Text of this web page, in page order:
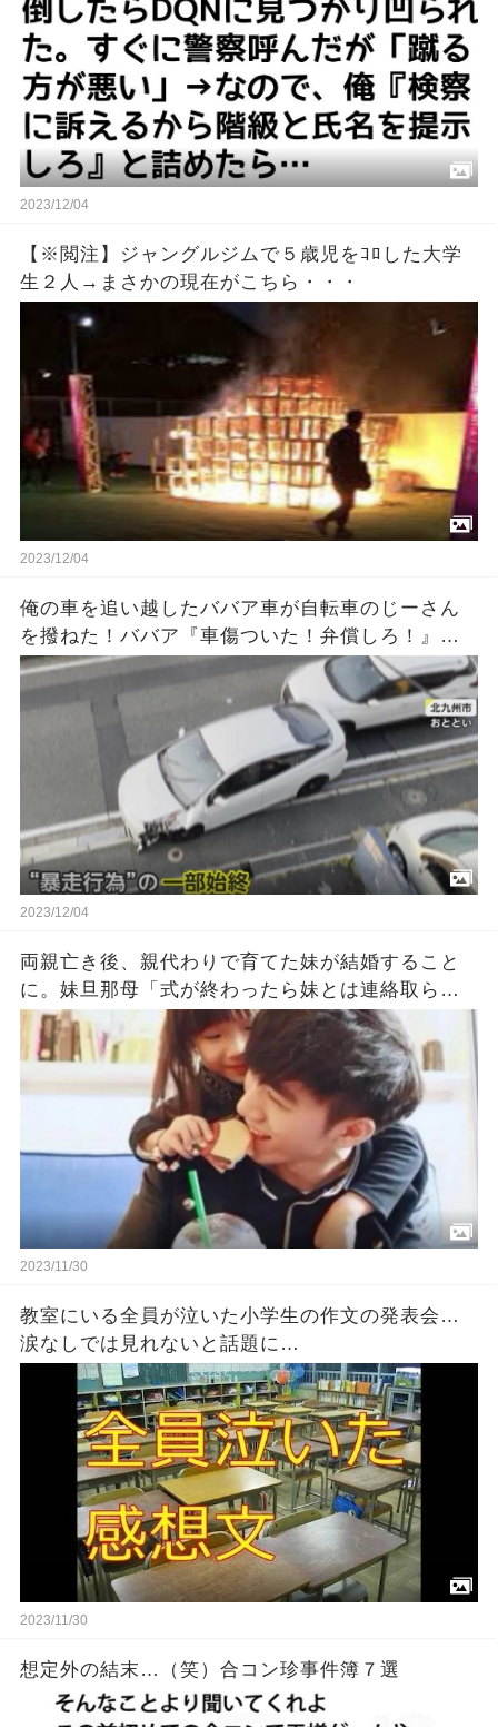
2023/12/04
【※閲注】ジャングルジムで５歳児をｺﾛした大学
生２人→まさかの現在がこちら・・・
2023/12/04
俺の車を追い越したババア車が自転車のじーさん
を撥ねた！ババア『車傷ついた！弁償しろ！』俺
「警察に…」ババア『何勝手に警察に電話するの
よ！』 → 結果…
2023/12/04
両親亡き後、親代わりで育てた妹が結婚すること
に。妹旦那母「式が終わったら妹とは連絡取らな
いで。妹もそう望んでる」
2023/11/30
教室にいる全員が泣いた小学生の作文の発表会…
涙なしでは見れないと話題に…
2023/11/30
想定外の結末…（笑）合コン珍事件簿７選